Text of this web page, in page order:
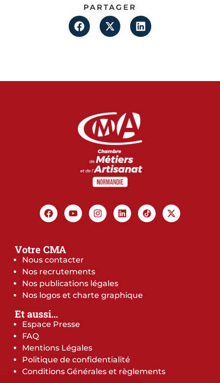
PARTAGER
Votre CMA
Nous contacter
Nos recrutements
Nos publications légales
Nos logos et charte graphique
Et aussi…
Espace Presse
FAQ
Mentions Légales
Politique de confidentialité
Conditions Générales et règlements